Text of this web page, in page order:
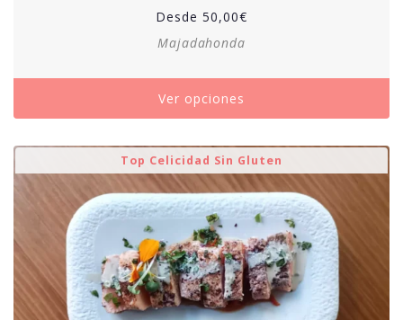
Desde 50,00€
Majadahonda
Ver opciones
Top Celicidad Sin Gluten